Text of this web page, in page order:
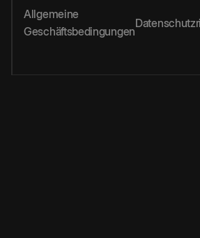
Allgemeine
Geschäftsbedingungen